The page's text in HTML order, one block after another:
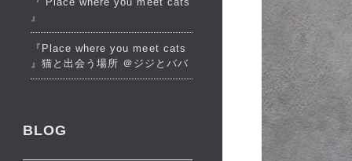
』
『Place where you meet cats
』猫と出会う場所 ＠ジジとババ
BLOG